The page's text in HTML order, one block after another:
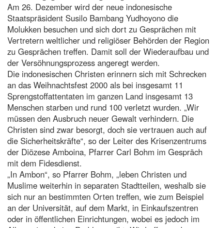
Am 26. Dezember wird der neue indonesische
Staatspräsident Susilo Bambang Yudhoyono die
Molukken besuchen und sich dort zu Gesprächen mit
Vertretern weltlicher und religiöser Behörden der Region
zu Gesprächen treffen. Damit soll der Wiederaufbau und
der Versöhnungsprozess angeregt werden.
Die indonesischen Christen erinnern sich mit Schrecken
an das Weihnachtsfest 2000 als bei insgesamt 11
Sprengstoffattentaten im ganzen Land insgesamt 13
Menschen starben und rund 100 verletzt wurden. „Wir
müssen den Ausbruch neuer Gewalt verhindern. Die
Christen sind zwar besorgt, doch sie vertrauen auch auf
die Sicherheitskräfte“, so der Leiter des Krisenzentrums
der Diözese Amboina, Pfarrer Carl Bohm im Gespräch
mit dem Fidesdienst.
„In Ambon“, so Pfarrer Bohm, „leben Christen und
Muslime weiterhin in separaten Stadtteilen, weshalb sie
sich nur an bestimmten Orten treffen, wie zum Beispiel
an der Universität, auf dem Markt, in Einkaufszentren
oder in öffentlichen Einrichtungen, wobei es jedoch im